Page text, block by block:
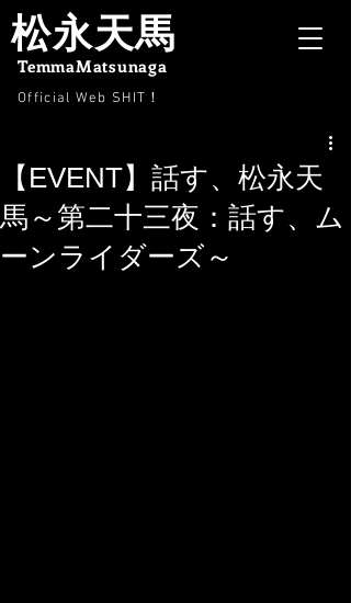
Official Web SHIT ！
松永天馬
TemmaMatsunaga
【EVENT】話す、松永天
馬～第二十三夜：話す、ム
ーンライダーズ～